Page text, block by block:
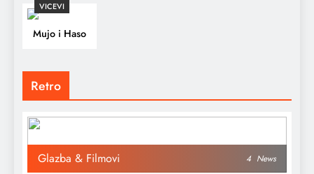
VICEVI
Mujo i Haso
Retro
Glazba & Filmovi 4 News